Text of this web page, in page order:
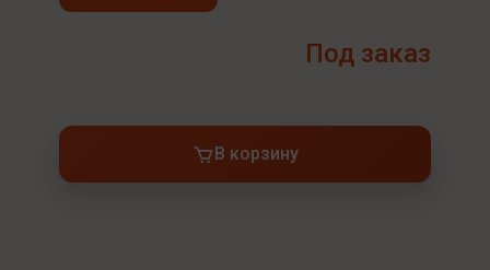
Под заказ
В корзину